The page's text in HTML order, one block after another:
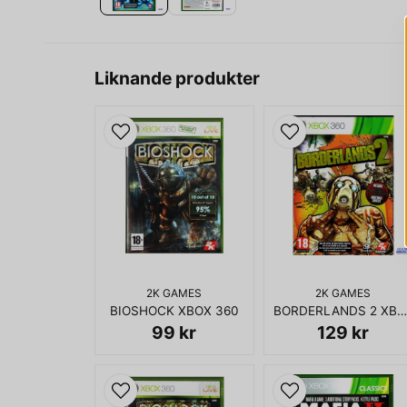
Liknande produkter
2K GAMES
BIOSHOCK XBOX 360
99 kr
2K GAMES
BORDERLANDS 2 XBOX 360
129 kr